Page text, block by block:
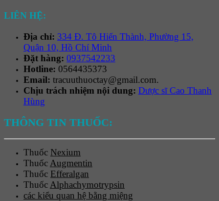
LIÊN HỆ:
Địa chỉ: 334 Đ. Tô Hiến Thành, Phường 15,
Quận 10, Hồ Chí Minh
Đặt hàng: 0937542233
Hotline: 0564435373
Email: tracuuthuoctay@gmail.com.
Chịu trách nhiệm nội dung: Dược sĩ Cao Thanh
Hùng
THÔNG TIN THUỐC:
Thuốc Nexium
Thuốc Augmentin
Thuốc Efferalgan
Thuốc Alphachymotrypsin
các kiểu quan hệ bằng miệng